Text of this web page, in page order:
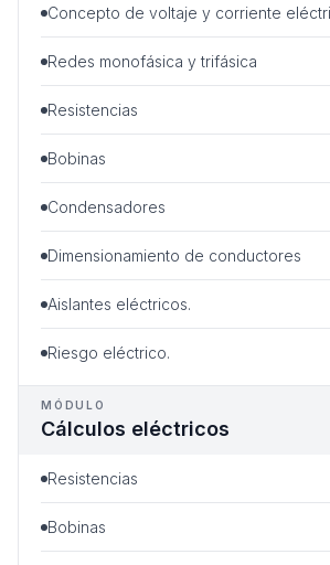
Concepto de voltaje y corriente
Redes monofásica y trifásica
Resistencias
Bobinas
Condensadores
Dimensionamiento de conductores
Aislantes eléctricos.
Riesgo eléctrico.
MÓDULO
Cálculos eléctricos
Resistencias
Bobinas